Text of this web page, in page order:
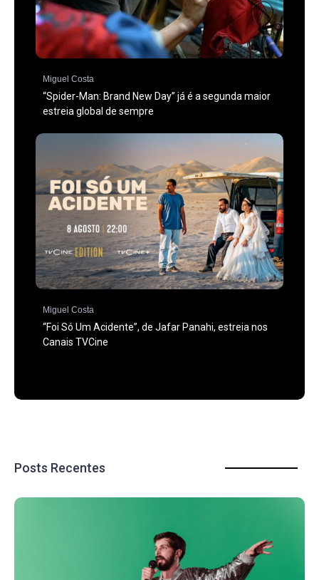
Miguel Costa
“Spider-Man: Brand New Day” já é a segunda maior
estreia global de sempre
Miguel Costa
“Foi Só Um Acidente”, de Jafar Panahi, estreia nos
Canais TVCine
Posts Recentes